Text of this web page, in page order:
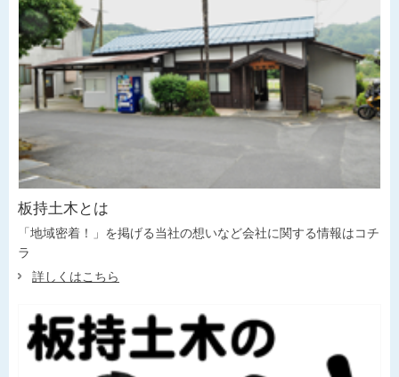
板持土木とは
「地域密着！」を掲げる当社の想いなど会社に関する情報はコチ
ラ
詳しくはこちら